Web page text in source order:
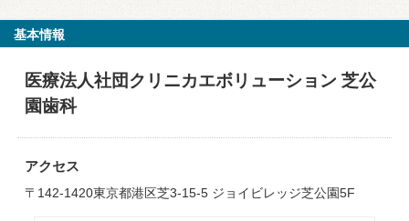
基本情報
医療法人社団クリニカエボリューション 芝公
園歯科
アクセス
〒142-1420東京都港区芝3-15-5 ジョイビレッジ芝公園5F